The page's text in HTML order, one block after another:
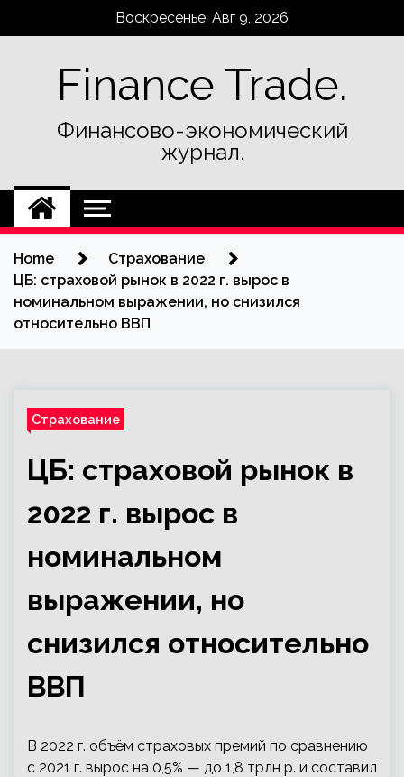
Воскресенье, Авг 9, 2026
Finance Trade.
Финансово-экономический
журнал.
Home
Страхование
ЦБ: страховой рынок в 2022 г. вырос в
номинальном выражении, но снизился
относительно ВВП
Страхование
ЦБ: страховой рынок в
2022 г. вырос в
номинальном
выражении, но
снизился относительно
ВВП
В 2022 г. объём страховых премий по сравнению
с 2021 г. вырос на 0,5% — до 1,8 трлн р. и составил